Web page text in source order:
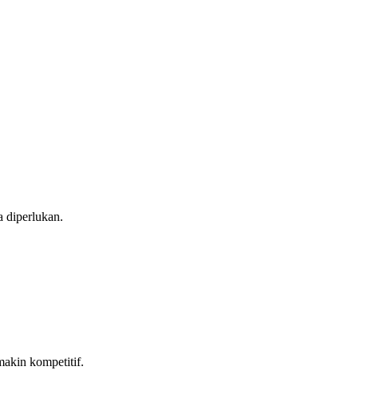
diperlukan.
kompetitif.